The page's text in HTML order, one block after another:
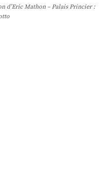
d’Eric Mathon – Palais Princier :